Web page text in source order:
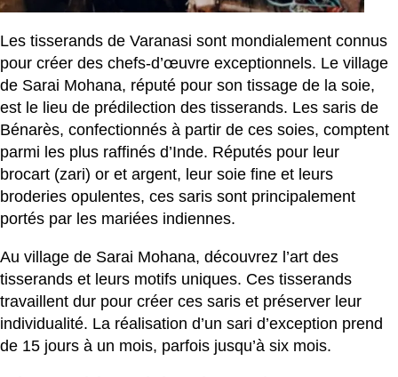
Les tisserands de Varanasi sont mondialement connus
pour créer des chefs-d’œuvre exceptionnels. Le village
de Sarai Mohana, réputé pour son tissage de la soie,
est le lieu de prédilection des tisserands. Les saris de
Bénarès, confectionnés à partir de ces soies, comptent
parmi les plus raffinés d’Inde. Réputés pour leur
brocart (zari) or et argent, leur soie fine et leurs
broderies opulentes, ces saris sont principalement
portés par les mariées indiennes.
Au village de Sarai Mohana, découvrez l’art des
tisserands et leurs motifs uniques. Ces tisserands
travaillent dur pour créer ces saris et préserver leur
individualité. La réalisation d’un sari d’exception prend
de 15 jours à un mois, parfois jusqu’à six mois.